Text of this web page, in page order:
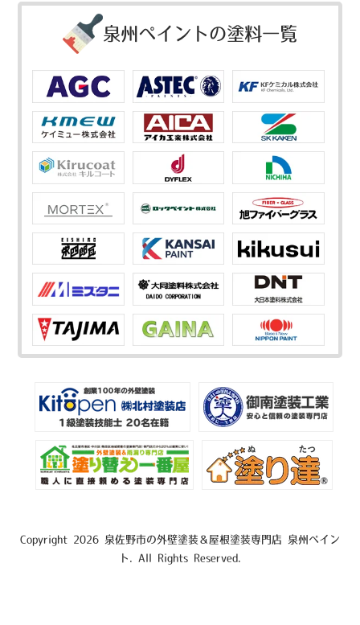
泉州ペイントの塗料一覧
Copyright 2026 泉佐野市の外壁塗装＆屋根塗装専門店 泉州ペイン
ト. All Rights Reserved.